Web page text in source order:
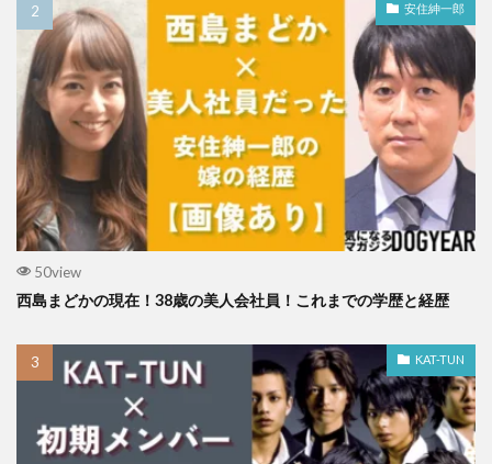
安住紳一郎
50view
西島まどかの現在！38歳の美人会社員！これまでの学歴と経歴
KAT-TUN